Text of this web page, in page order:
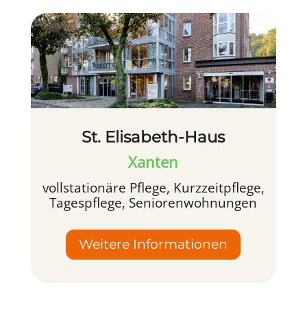
St. Elisabeth-Haus
Xanten
vollstationäre Pflege, Kurzzeitpflege,
Tagespflege, Seniorenwohnungen
Weitere Informationen